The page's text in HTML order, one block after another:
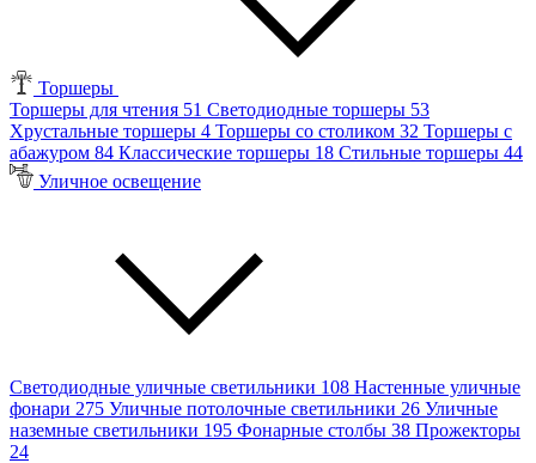
Торшеры
Торшеры для чтения 51 Светодиодные торшеры 53
Хрустальные торшеры 4 Торшеры со столиком 32 Торшеры с
абажуром 84 Классические торшеры 18 Стильные торшеры 44
Уличное освещение
Светодиодные уличные светильники 108 Настенные уличные
фонари 275 Уличные потолочные светильники 26 Уличные
наземные светильники 195 Фонарные столбы 38 Прожекторы
24